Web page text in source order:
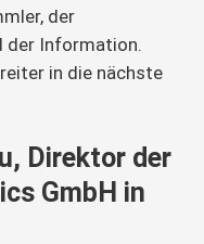
der
der Information.
in die nächste
Direktor der
GmbH in